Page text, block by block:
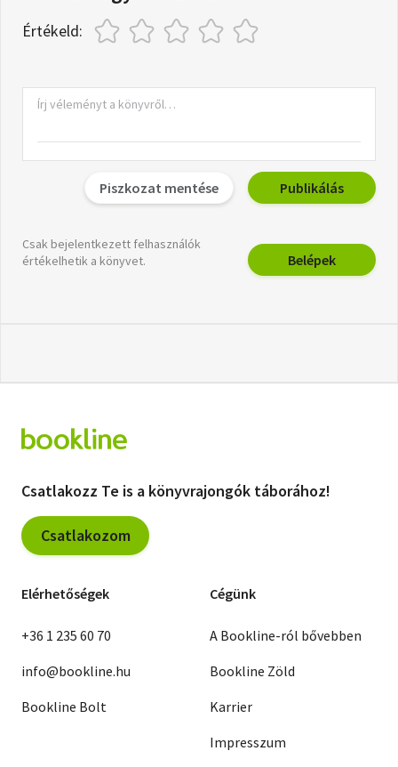
Értékeld:
Piszkozat mentése Publikálás
Csak bejelentkezett felhasználók
értékelhetik a könyvet.
Belépek
Csatlakozz Te is a könyvrajongók táborához!
Csatlakozom
Elérhetőségek
+36 1 235 60 70
info@bookline.hu
Bookline Bolt
Cégünk
A Bookline-ról bővebben
Bookline Zöld
Karrier
Impresszum